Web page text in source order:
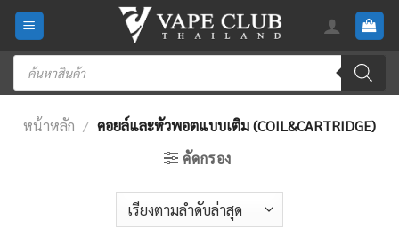
Skip
content
Products
search
หน้าหลัก / คอยล์และหัวพอตแบบเติม (COIL&CARTRIDGE)
คัดกรอง